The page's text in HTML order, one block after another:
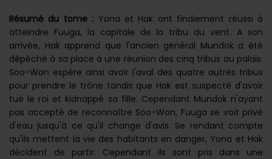
Résumé du tome : Yona et Hak ont finalement réussi à
atteindre Fuuga, la capitale de la tribu du vent. A son
arrivée, Hak apprend que l'ancien général Mundok a été
dépêché à sa place à une réunion des cinq tribus au palais.
Soo-Won espère ainsi avoir l'aval des quatre autres tribus
pour prendre le trône tandis que Hak est suspecté d'avoir
tué le roi et kidnappé sa fille. Cependant Mundok n'ayant
pas accepté de reconnaître Soo-Won, Fuuga se voit privé
d'eau jusqu'à ce qu'il change d'avis. Se rendant compte
qu'ils mettent la vie des habitants en danger, Yona et Hak
décident de partir. Cependant ils sont pris dans une